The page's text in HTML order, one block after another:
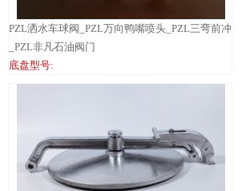
PZL洒水车球阀_PZL万向鸭嘴喷头_PZL三弯前冲
_PZL非凡石油阀门
底盘型号: